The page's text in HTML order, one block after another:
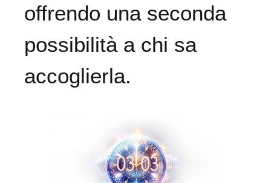
offrendo una seconda
possibilità a chi sa
accoglierla.